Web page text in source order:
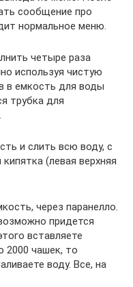
сообщение про
нормальное меню.
четыре раза
используя чистую
в емкость для воды
трубка для
и слить всю воду, с
(левая верхняя
через паранелло.
придется
вставляете
2000 чашек, то
воду. Все, на